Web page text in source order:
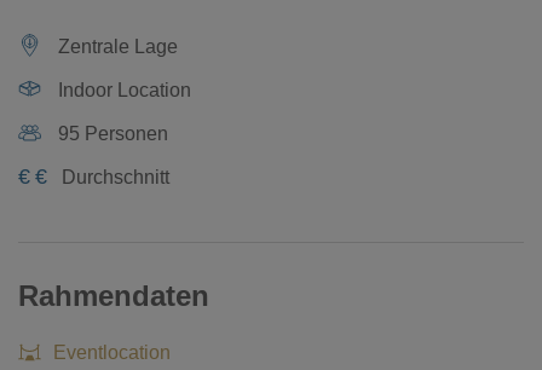
Zentrale Lage
Indoor Location
95 Personen
€ € Durchschnitt
Rahmendaten
Eventlocation